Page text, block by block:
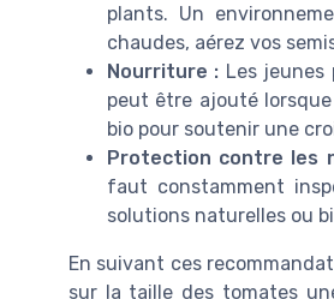
plants. Un
chaudes, aérez vos
Nourriture : Les
peut être ajouté
bio pour soutenir une
Protection contre les
faut constamment
solutions naturelles ou
En suivant ces
sur la taille des tomates